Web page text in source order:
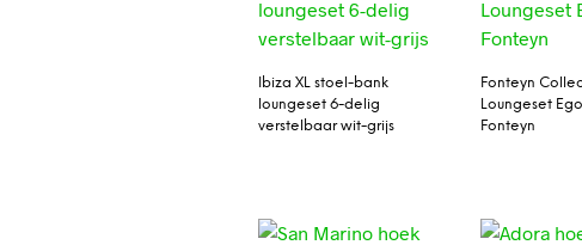
Ibiza XL stoel-bank
loungeset 6-delig
verstelbaar wit-grijs
Fonteyn
Loungeset
Fonteyn